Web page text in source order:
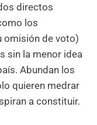
directos
los
omisión de voto)
sin la menor idea
Abundan los
quieren medrar
a constituir.